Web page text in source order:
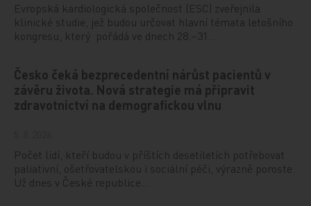
Evropská kardiologická společnost (ESC) zveřejnila
klinické studie, jež budou určovat hlavní témata letošního
kongresu, který pořádá ve dnech 28.–31…
Česko čeká bezprecedentní nárůst pacientů v
závěru života. Nová strategie má připravit
zdravotnictví na demografickou vlnu
Počet lidí, kteří budou v příštích desetiletích potřebovat
paliativní, ošetřovatelskou i sociální péči, výrazně poroste.
Už dnes v České republice…